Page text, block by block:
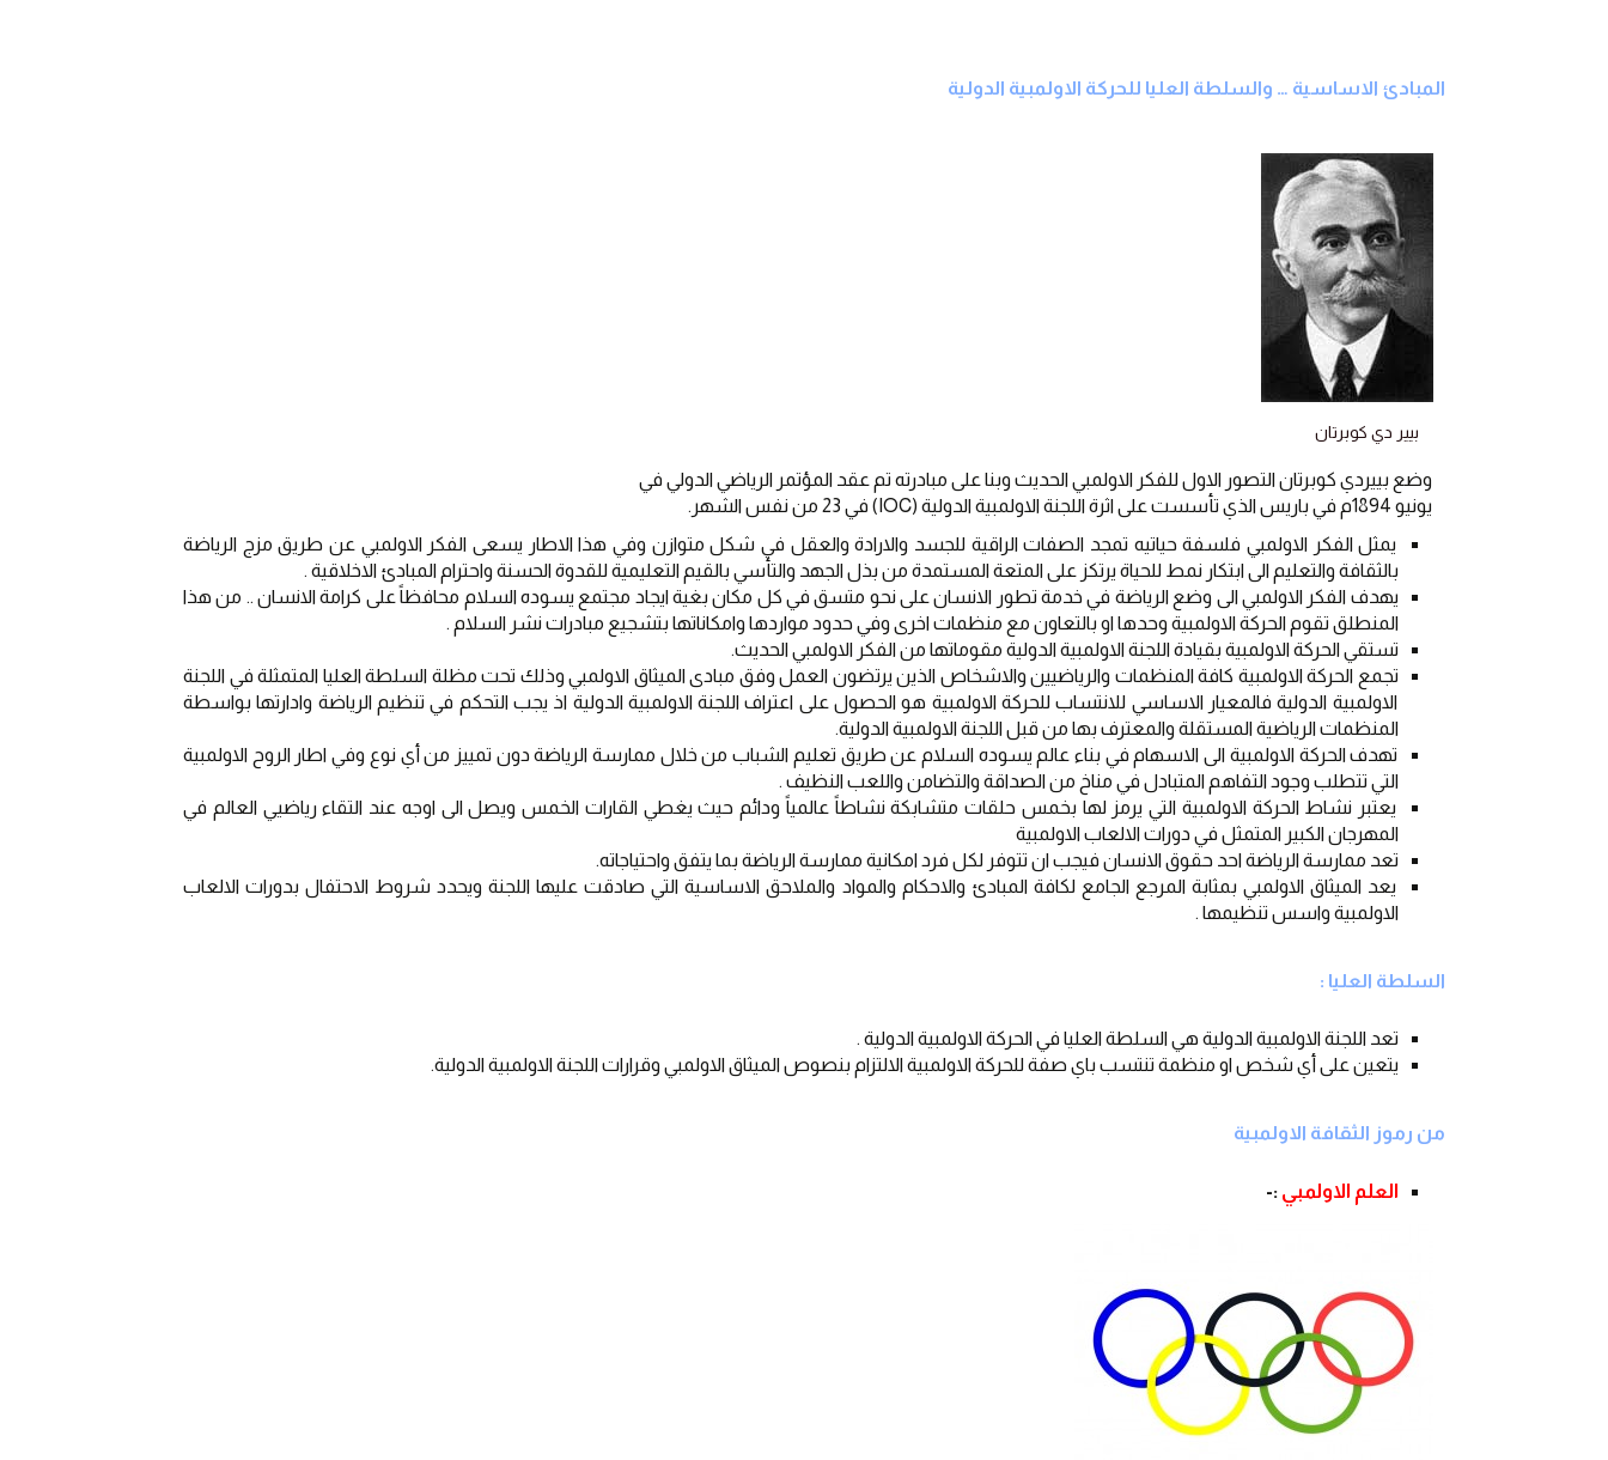
المبادئ الاساسية … والسلطة العليا للحركة الاولمبية الدولية
بيير دي كوبرتان
وضع بييردي كوبرتان التصور الاول للفكر الاولمبي الحديث وبنا على مبادرته تم عقد المؤتمر الرياضي الدولي في
يونيو 1894م في باريس الذي تأسست على اثرة اللجنة الاولمبية الدولية (IOC) في 23 من نفس الشهر.
بالثقافة والتعليم الى ابتكار نمط للحياة يرتكز على المتعة المستمدة من بذل الجهد والتأسي بالقيم التعليمية للقدوة الحسنة واحترام المبادئ الاخلاقية .
المنطلق تقوم الحركة الاولمبية وحدها او بالتعاون مع منظمات اخرى وفي حدود مواردها وامكاناتها بتشجيع مبادرات نشر السلام .
تستقي الحركة الاولمبية بقيادة اللجنة الاولمبية الدولية مقوماتها من الفكر الاولمبي الحديث.
المنظمات الرياضية المستقلة والمعترف بها من قبل اللجنة الاولمبية الدولية.
التي تتطلب وجود التفاهم المتبادل في مناخ من الصداقة والتضامن واللعب النظيف .
المهرجان الكبير المتمثل في دورات الالعاب الاولمبية
تعد ممارسة الرياضة احد حقوق الانسان فيجب ان تتوفر لكل فرد امكانية ممارسة الرياضة بما يتفق واحتياجاته.
الاولمبية واسس تنظيمها .
السلطة العليا :
تعد اللجنة الاولمبية الدولية هي السلطة العليا في الحركة الاولمبية الدولية .
يتعين على أي شخص او منظمة تنتسب باي صفة للحركة الاولمبية الالتزام بنصوص الميثاق الاولمبي وقرارات اللجنة الاولمبية الدولية.
من رموز الثقافة الاولمبية
العلم الاولمبي :-